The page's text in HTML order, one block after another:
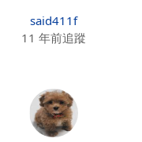
said411f
11 年前追蹤